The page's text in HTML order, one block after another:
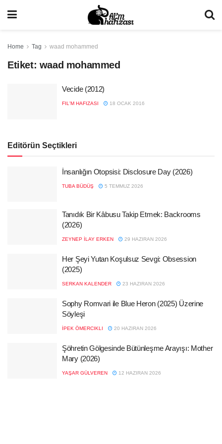
Home Tag waad mohammed
Etiket: waad mohammed
Vecide (2012)
FIL'M HAFIZASI 18 OCAK 2016
Editörün Seçtikleri
İnsanlığın Otopsisi: Disclosure Day (2026)
TUBA BÜDÜŞ 5 TEMMUZ 2026
Tanıdık Bir Kâbusu Takip Etmek: Backrooms
(2026)
ZEYNEP İLAY ERKEN 29 HAZIRAN 2026
Her Şeyi Yutan Koşulsuz Sevgi: Obsession
(2025)
SERKAN KALENDER 23 HAZIRAN 2026
Sophy Romvari ile Blue Heron (2025) Üzerine
Söyleşi
İPEK ÖMERCIKLI 20 HAZIRAN 2026
Şöhretin Gölgesinde Bütünleşme Arayışı: Mother
Mary (2026)
YAŞAR GÜLVEREN 12 HAZIRAN 2026